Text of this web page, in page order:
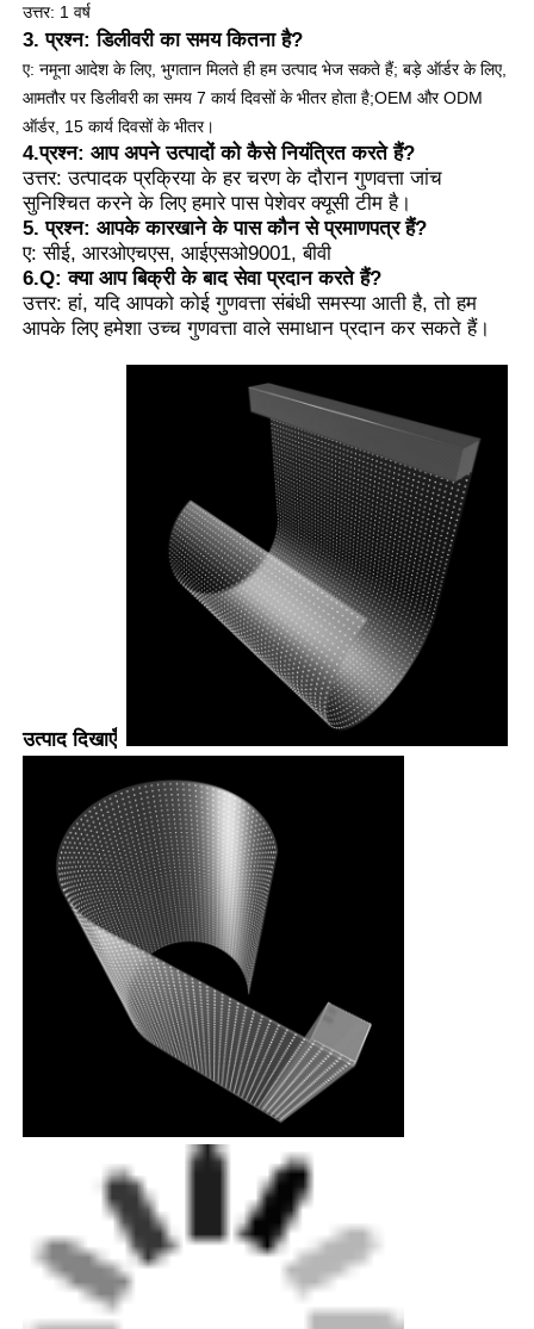
उत्तर: 1 वर्ष
3. प्रश्न: डिलीवरी का समय कितना है?
ए: नमूना आदेश के लिए, भुगतान मिलते ही हम उत्पाद भेज सकते हैं; बड़े ऑर्डर के लिए,
आमतौर पर डिलीवरी का समय 7 कार्य दिवसों के भीतर होता है;OEM और ODM
ऑर्डर, 15 कार्य दिवसों के भीतर।
4.प्रश्न: आप अपने उत्पादों को कैसे नियंत्रित करते हैं?
उत्तर: उत्पादक प्रक्रिया के हर चरण के दौरान गुणवत्ता जांच
सुनिश्चित करने के लिए हमारे पास पेशेवर क्यूसी टीम है।
5. प्रश्न: आपके कारखाने के पास कौन से प्रमाणपत्र हैं?
ए: सीई, आरओएचएस, आईएसओ9001, बीवी
6.Q: क्या आप बिक्री के बाद सेवा प्रदान करते हैं?
उत्तर: हां, यदि आपको कोई गुणवत्ता संबंधी समस्या आती है, तो हम
आपके लिए हमेशा उच्च गुणवत्ता वाले समाधान प्रदान कर सकते हैं।
उत्पाद दिखाएँ